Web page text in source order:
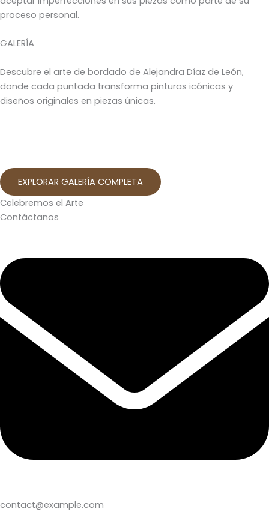
proceso personal.
GALERÍA
Descubre el arte de bordado de Alejandra Díaz de León,
donde cada puntada transforma pinturas icónicas y
diseños originales en piezas únicas.
EXPLORAR GALERÍA COMPLETA
Celebremos el Arte
Contáctanos
contact@example.com